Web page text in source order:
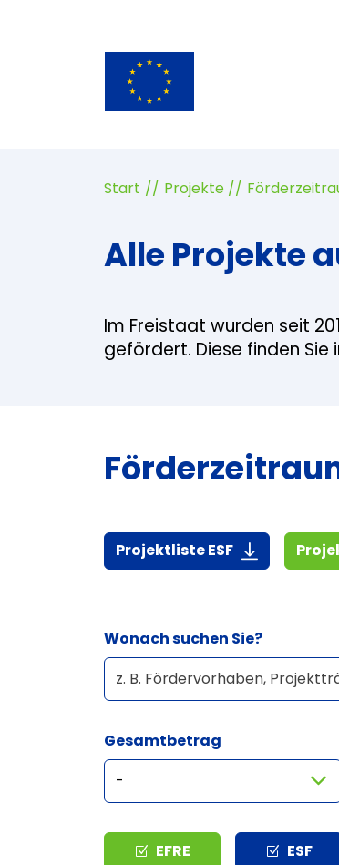
Start Projekte
Alle Projekte
Im Freistaat wurden seit
gefördert. Diese finden Sie
Projektliste ESF(7,3 MiB)
Wonach suchen Sie?
Gesamtbetrag
Typ EFRE ESF